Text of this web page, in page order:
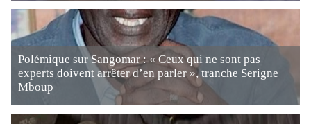
Polémique sur Sangomar : « Ceux qui ne sont pas
experts doivent arrêter d’en parler », tranche Serigne
Mboup